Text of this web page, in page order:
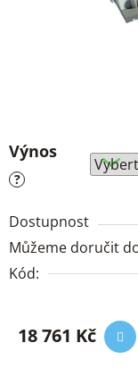
Výnos
?
Dostupnost
Můžeme doručit
Kód:
18 761 Kč